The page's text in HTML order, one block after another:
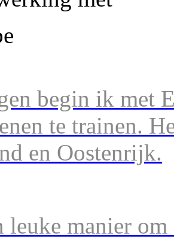
begin ik met
te trainen.
en Oostenrijk.
leuke manier